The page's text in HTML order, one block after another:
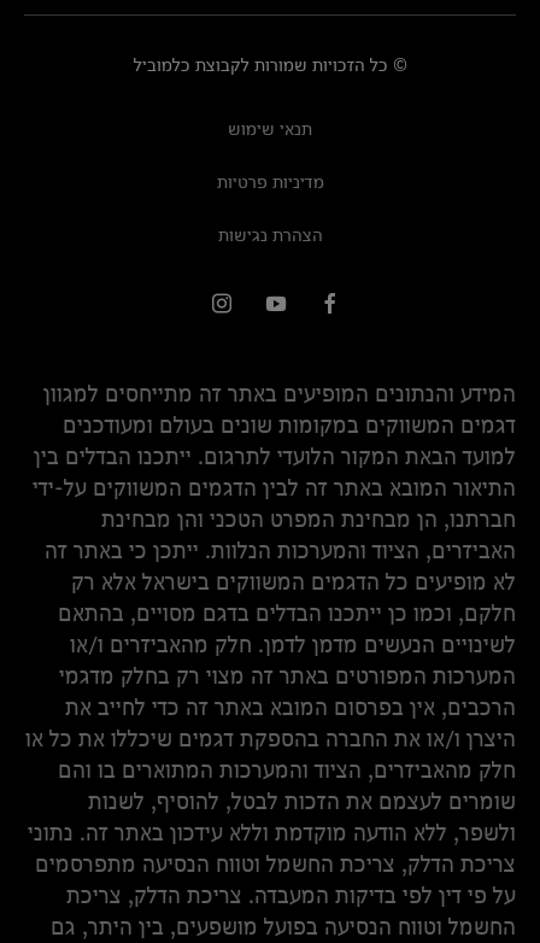
© כל הזכויות שמורות לקבוצת כלמוביל
תנאי שימוש
מדיניות פרטיות
הצהרת נגישות
המידע והנתונים המופיעים באתר זה מתייחסים למגוון
דגמים המשווקים במקומות שונים בעולם ומעודכנים
למועד הבאת המקור הלועדי לתרגום. ייתכנו הבדלים בין
התיאור המובא באתר זה לבין הדגמים המשווקים על-ידי
חברתנו, הן מבחינת המפרט הטכני והן מבחינת
האביזרים, הציוד והמערכות הנלוות. ייתכן כי באתר זה
לא מופיעים כל הדגמים המשווקים בישראל אלא רק
חלקם, וכמו כן ייתכנו הבדלים בדגם מסויים, בהתאם
לשינויים הנעשים מדמן לדמן. חלק מהאביזרים ו/או
המערכות המפורטים באתר זה מצוי רק בחלק מדגמי
הרכבים, אין בפרסום המובא באתר זה כדי לחייב את
היצרן ו/או את החברה בהספקת דגמים שיכללו את כל או
חלק מהאביזרים, הציוד והמערכות המתוארים בו והם
שומרים לעצמם את הזכות לבטל, להוסיף, לשנות
ולשפר, ללא הודעה מוקדמת וללא עידכון באתר זה. נתוני
צריכת הדלק, צריכת החשמל וטווח הנסיעה מתפרסמים
על פי דין לפי בדיקות המעבדה. צריכת הדלק, צריכת
החשמל וטווח הנסיעה בפועל מושפעים, בין היתר, גם